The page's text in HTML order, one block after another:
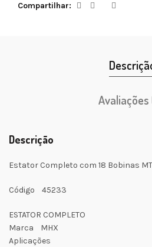
Compartilhar
Descrição
Estator Completo com 18 Bobinas
Código 45233
ESTATOR COMPLETO
Marca MHX
Aplicações